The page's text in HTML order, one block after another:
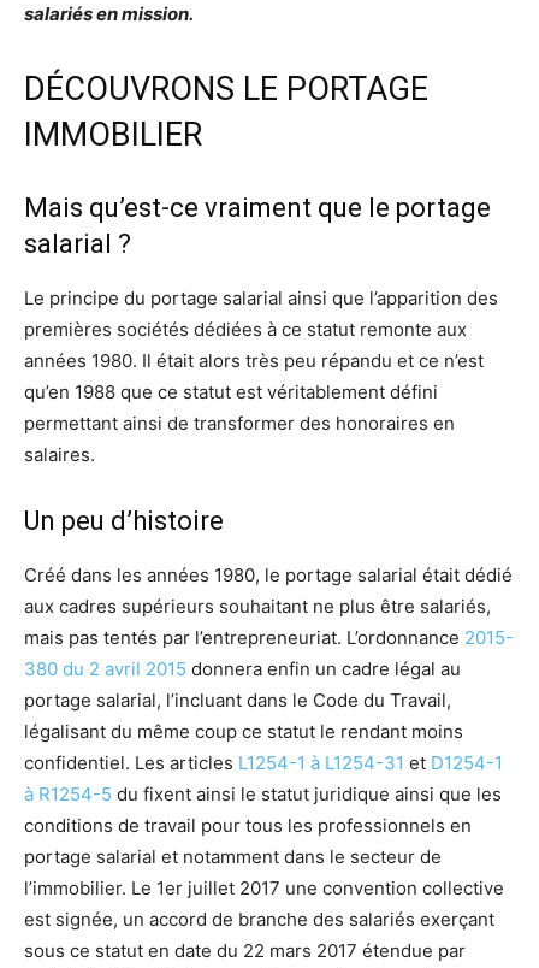
salariés en mission.
DÉCOUVRONS LE PORTAGE
IMMOBILIER
Mais qu’est-ce vraiment que le portage
salarial ?
Le principe du portage salarial ainsi que l’apparition des
premières sociétés dédiées à ce statut remonte aux
années 1980. Il était alors très peu répandu et ce n’est
qu’en 1988 que ce statut est véritablement défini
permettant ainsi de transformer des honoraires en
salaires.
Un peu d’histoire
Créé dans les années 1980, le portage salarial était dédié
aux cadres supérieurs souhaitant ne plus être salariés,
mais pas tentés par l’entrepreneuriat. L’ordonnance 2015-
380 du 2 avril 2015 donnera enfin un cadre légal au
portage salarial, l’incluant dans le Code du Travail,
légalisant du même coup ce statut le rendant moins
confidentiel. Les articles L1254-1 à L1254-31 et D1254-1
à R1254-5 du fixent ainsi le statut juridique ainsi que les
conditions de travail pour tous les professionnels en
portage salarial et notamment dans le secteur de
l’immobilier. Le 1er juillet 2017 une convention collective
est signée, un accord de branche des salariés exerçant
sous ce statut en date du 22 mars 2017 étendue par